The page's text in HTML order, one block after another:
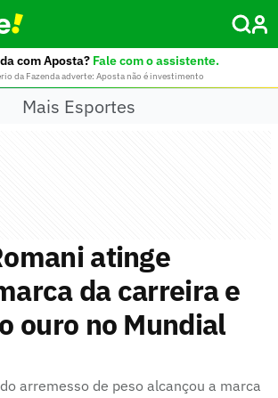
com Aposta? Fale com o assistente.
da Fazenda adverte: Aposta não é investimento
Mais Esportes
atinge
da carreira e
ouro no Mundial
arremesso de peso alcançou a marca